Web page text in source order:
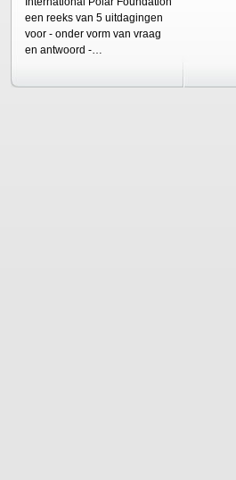
een reeks van 5 uitdagingen
voor - onder vorm van vraag
en antwoord -…